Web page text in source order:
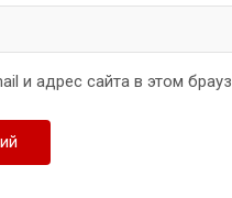
и адрес сайта в этом